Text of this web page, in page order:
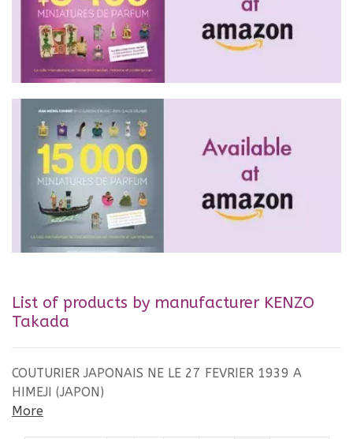
List of products by manufacturer KENZO
Takada
COUTURIER JAPONAIS NE LE 27 FEVRIER 1939 A
HIMEJI (JAPON)
More